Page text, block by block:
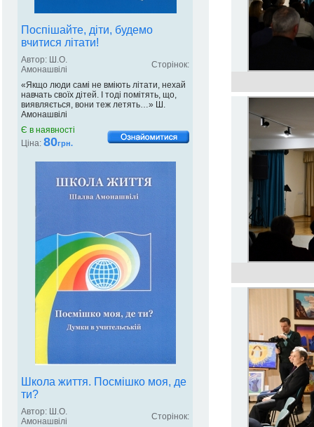
Поспішайте, діти, будемо
вчитися літати!
Автор: Ш.О.
Амонашвілі
Сторінок:
«Якщо люди самі не вміють літати, нехай
навчать своїх дітей. І тоді помітять, що,
виявляється, вони теж летять…» Ш.
Амонашвілі
Є в наявності
Ціна: 80грн.
Школа життя. Посмішко моя, де
ти?
Автор: Ш.О.
Амонашвілі
Сторінок: